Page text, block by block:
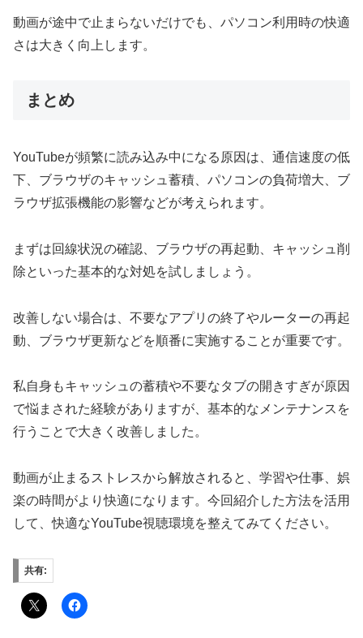
動画が途中で止まらないだけでも、パソコン利用時の快適
さは大きく向上します。
まとめ
YouTubeが頻繁に読み込み中になる原因は、通信速度の低
下、ブラウザのキャッシュ蓄積、パソコンの負荷増大、ブ
ラウザ拡張機能の影響などが考えられます。
まずは回線状況の確認、ブラウザの再起動、キャッシュ削
除といった基本的な対処を試しましょう。
改善しない場合は、不要なアプリの終了やルーターの再起
動、ブラウザ更新などを順番に実施することが重要です。
私自身もキャッシュの蓄積や不要なタブの開きすぎが原因
で悩まされた経験がありますが、基本的なメンテナンスを
行うことで大きく改善しました。
動画が止まるストレスから解放されると、学習や仕事、娯
楽の時間がより快適になります。今回紹介した方法を活用
して、快適なYouTube視聴環境を整えてみてください。
共有: